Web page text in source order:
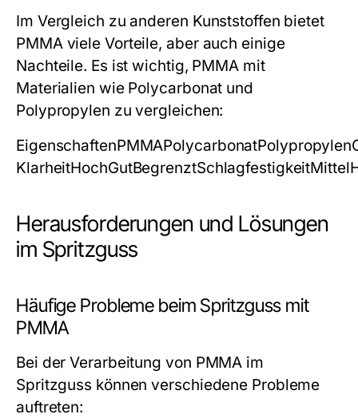
Im Vergleich zu anderen Kunststoffen bietet
PMMA viele Vorteile, aber auch einige
Nachteile. Es ist wichtig, PMMA mit
Materialien wie Polycarbonat und
Polypropylen zu vergleichen:
Herausforderungen und Lösungen
im Spritzguss
Häufige Probleme beim Spritzguss mit
PMMA
Bei der Verarbeitung von PMMA im
Spritzguss können verschiedene Probleme
auftreten: